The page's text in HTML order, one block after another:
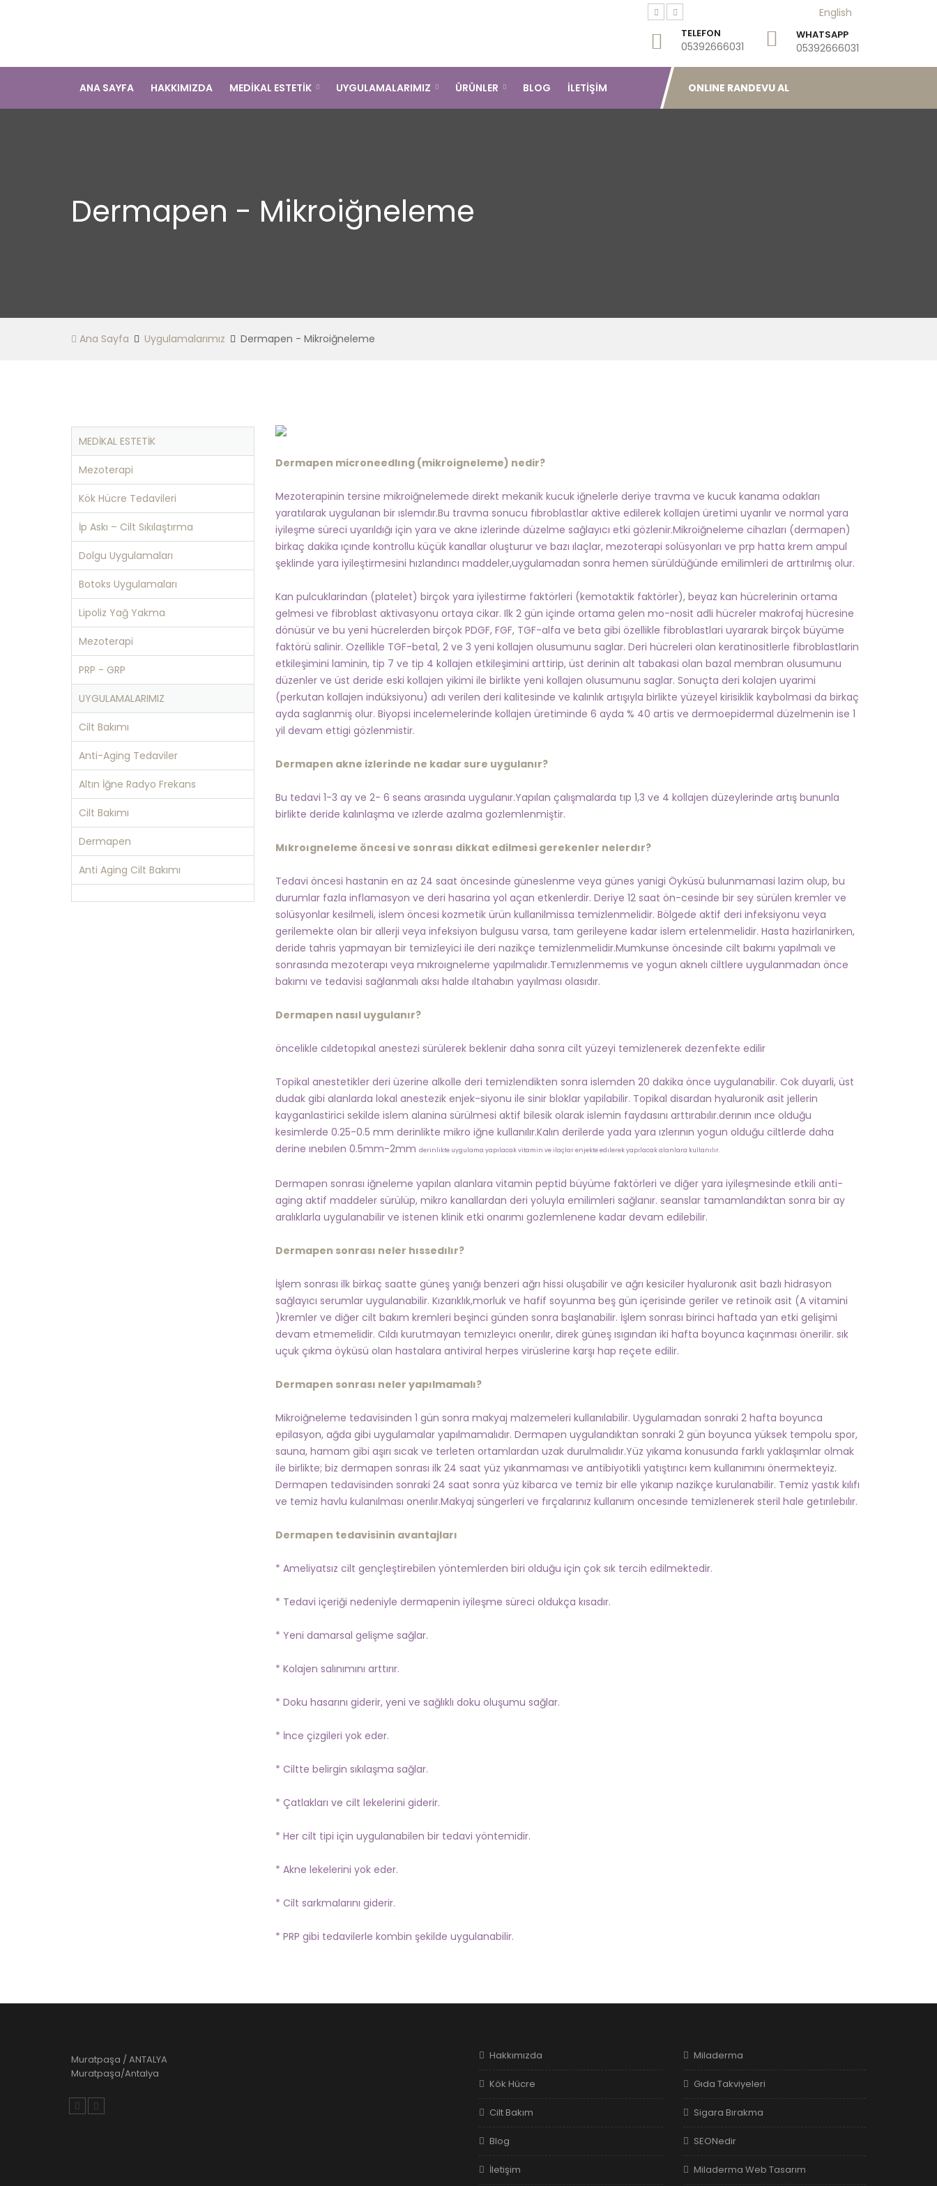
English
TELEFON
05392666031
WHATSAPP
05392666031
ONLINE RANDEVU AL
ANA SAYFA HAKKIMIZDA MEDİKAL ESTETİK UYGULAMALARIMIZ ÜRÜNLER BLOG İLETİŞİM
Dermapen - Mikroiğneleme
Ana Sayfa Uygulamalarımız Dermapen - Mikroiğneleme
MEDİKAL ESTETİK
Mezoterapi
Kök Hücre Tedavileri
İp Askı – Cilt Sıkılaştırma
Dolgu Uygulamaları
Botoks Uygulamaları
Lipoliz Yağ Yakma
Mezoterapi
PRP - GRP
UYGULAMALARIMIZ
Cilt Bakımı
Anti-Aging Tedaviler
Altın İğne Radyo Frekans
Cilt Bakımı
Dermapen
Anti Aging Cilt Bakımı
Dermapen microneedlıng (mikroigneleme) nedir?
Mezoterapinin tersine mikroiğnelemede direkt mekanik kucuk iğnelerle deriye travma ve kucuk kanama odakları
yaratılarak uygulanan bir ıslemdır.Bu travma sonucu fıbroblastlar aktive edilerek kollajen üretimi uyarılır ve normal yara
iyileşme süreci uyarıldığı için yara ve akne izlerinde düzelme sağlayıcı etki gözlenir.Mikroiğneleme cihazları (dermapen)
birkaç dakika ıçınde kontrollu küçük kanallar oluşturur ve bazı ılaçlar, mezoterapi solüsyonları ve prp hatta krem ampul
şeklinde yara iyileştirmesini hızlandırıcı maddeler,uygulamadan sonra hemen sürüldüğünde emilimleri de arttırılmış olur.
Kan pulcuklarindan (platelet) birçok yara iyilestirme faktörleri (kemotaktik faktörler), beyaz kan hücrelerinin ortama
gelmesi ve fibroblast aktivasyonu ortaya cikar. Ilk 2 gün içinde ortama gelen mo-nosit adli hücreler makrofaj hücresine
dönüsür ve bu yeni hücrelerden birçok PDGF, FGF, TGF-alfa ve beta gibi özellikle fibroblastlari uyararak birçok büyüme
faktörü salinir. Ozellikle TGF-beta1, 2 ve 3 yeni kollajen olusumunu saglar. Deri hücreleri olan keratinositlerle fibroblastlarin
etkileşimini laminin, tip 7 ve tip 4 kollajen etkileşimini arttirip, üst derinin alt tabakasi olan bazal membran olusumunu
düzenler ve üst deride eski kollajen yikimi ile birlikte yeni kollajen olusumunu saglar. Sonuçta deri kolajen uyarimi
(perkutan kollajen indüksiyonu) adı verilen deri kalitesinde ve kalınlık artışıyla birlikte yüzeyel kirisiklik kaybolmasi da birkaç
ayda saglanmiş olur. Biyopsi incelemelerinde kollajen üretiminde 6 ayda % 40 artis ve dermoepidermal düzelmenin ise 1
yil devam ettigi gözlenmistir.
Dermapen akne izlerinde ne kadar sure uygulanır?
Bu tedavi 1-3 ay ve 2- 6 seans arasında uygulanır.Yapılan çalışmalarda tıp 1,3 ve 4 kollajen düzeylerinde artış bununla
birlikte deride kalınlaşma ve ızlerde azalma gozlemlenmiştir.
Mıkroıgneleme öncesi ve sonrası dikkat edilmesi gerekenler nelerdır?
Tedavi öncesi hastanin en az 24 saat öncesinde güneslenme veya günes yanigi Öyküsü bulunmamasi lazim olup, bu
durumlar fazla inflamasyon ve deri hasarina yol açan etkenlerdir. Deriye 12 saat ön-cesinde bir sey sürülen kremler ve
solüsyonlar kesilmeli, islem öncesi kozmetik ürün kullanilmissa temizlenmelidir. Bölgede aktif deri infeksiyonu veya
gerilemekte olan bir allerji veya infeksiyon bulgusu varsa, tam gerileyene kadar islem ertelenmelidir. Hasta hazirlanirken,
deride tahris yapmayan bir temizleyici ile deri nazikçe temizlenmelidir.Mumkunse öncesinde cilt bakımı yapılmalı ve
sonrasında mezoterapı veya mıkroıgneleme yapılmalıdır.Temızlenmemıs ve yogun aknelı ciltlere uygulanmadan önce
bakımı ve tedavisi sağlanmalı aksı halde ıltahabın yayılması olasıdır.
Dermapen nasıl uygulanır?
öncelikle cıldetopıkal anestezi sürülerek beklenir daha sonra cilt yüzeyi temizlenerek dezenfekte edilir
Topikal anestetikler deri üzerine alkolle deri temizlendikten sonra islemden 20 dakika önce uygulanabilir. Cok duyarli, üst
dudak gibi alanlarda lokal anestezik enjek-siyonu ile sinir bloklar yapilabilir. Topikal disardan hyaluronik asit jellerin
kayganlastirici sekilde islem alanina sürülmesi aktif bilesik olarak islemin faydasını arttırabılır.derının ınce olduğu
kesimlerde 0.25-0.5 mm derinlikte mikro iğne kullanılır.Kalın derilerde yada yara ızlerının yogun olduğu ciltlerde daha
derine ınebılen 0.5mm-2mm derinlikte uygulama yapılacak vitamin ve ilaçlar enjekte edılerek yapılacak alanlara kullanılır.
Dermapen sonrası iğneleme yapılan alanlara vitamin peptid büyüme faktörleri ve diğer yara iyileşmesinde etkili anti-
aging aktif maddeler sürülüp, mikro kanallardan deri yoluyla emilimleri sağlanır. seanslar tamamlandıktan sonra bir ay
aralıklarla uygulanabilir ve istenen klinik etki onarımı gozlemlenene kadar devam edilebilir.
Dermapen sonrası neler hıssedılır?
İşlem sonrası ilk birkaç saatte güneş yanığı benzeri ağrı hissi oluşabilir ve ağrı kesiciler hyaluronık asit bazlı hidrasyon
sağlayıcı serumlar uygulanabilir. Kızarıklık,morluk ve hafif soyunma beş gün içerisinde geriler ve retinoik asit (A vitamini
)kremler ve diğer cilt bakım kremleri beşinci günden sonra başlanabilir. İşlem sonrası birinci haftada yan etki gelişimi
devam etmemelidir. Cıldı kurutmayan temızleyıcı onerılır, direk güneş ısıgından iki hafta boyunca kaçınması önerilir. sık
uçuk çıkma öyküsü olan hastalara antiviral herpes virüslerine karşı hap reçete edilir.
Dermapen sonrası neler yapılmamalı?
Mikroiğneleme tedavisinden 1 gün sonra makyaj malzemeleri kullanılabilir. Uygulamadan sonraki 2 hafta boyunca
epilasyon, ağda gibi uygulamalar yapılmamalıdır. Dermapen uygulandıktan sonraki 2 gün boyunca yüksek tempolu spor,
sauna, hamam gibi aşırı sıcak ve terleten ortamlardan uzak durulmalıdır.Yüz yıkama konusunda farklı yaklaşımlar olmak
ile birlikte; biz dermapen sonrası ilk 24 saat yüz yıkanmaması ve antibiyotikli yatıştırıcı kem kullanımını önermekteyiz.
Dermapen tedavisinden sonraki 24 saat sonra yüz kibarca ve temiz bir elle yıkanıp nazikçe kurulanabilir. Temiz yastık kılıfı
ve temiz havlu kulanılması onerılır.Makyaj süngerleri ve fırçalarınız kullanım oncesınde temizlenerek steril hale getırılebılır.
Dermapen tedavisinin avantajları
* Ameliyatsız cilt gençleştirebilen yöntemlerden biri olduğu için çok sık tercih edilmektedir.
* Tedavi içeriği nedeniyle dermapenin iyileşme süreci oldukça kısadır.
* Yeni damarsal gelişme sağlar.
* Kolajen salınımını arttırır.
* Doku hasarını giderir, yeni ve sağlıklı doku oluşumu sağlar.
* İnce çizgileri yok eder.
* Ciltte belirgin sıkılaşma sağlar.
* Çatlakları ve cilt lekelerini giderir.
* Her cilt tipi için uygulanabilen bir tedavi yöntemidir.
* Akne lekelerini yok eder.
* Cilt sarkmalarını giderir.
* PRP gibi tedavilerle kombin şekilde uygulanabilir.
Muratpaşa / ANTALYA
Muratpaşa/Antalya
Hakkımızda
Kök Hücre
Cilt Bakım
Blog
İletişim
Miladerma
Gıda Takviyeleri
Sigara Bırakma
SEONedir
Miladerma Web Tasarım